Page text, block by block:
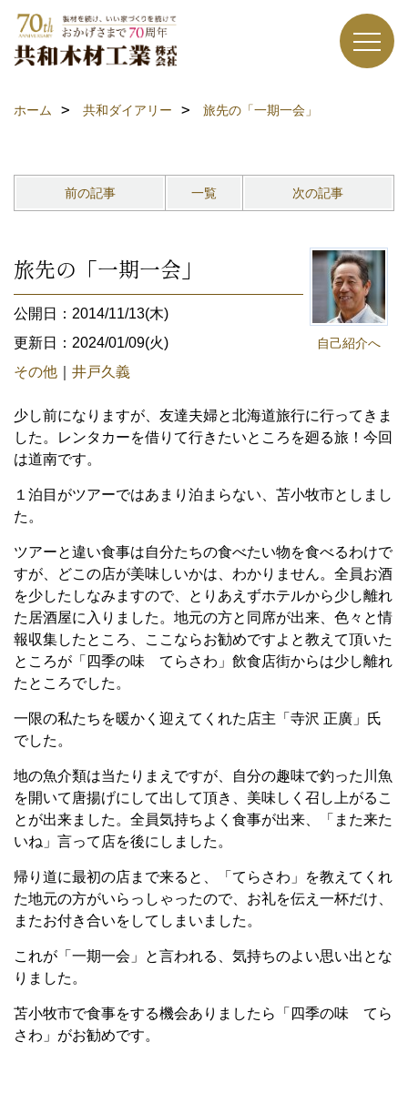
ホーム 共和ダイアリー 旅先の「一期一会」
前の記事 一覧 次の記事
自己紹介へ
旅先の「一期一会」
公開日：2014/11/13(木)
更新日：2024/01/09(火)
その他
井戸久義
少し前になりますが、友達夫婦と北海道旅行に行ってきま
した。レンタカーを借りて行きたいところを廻る旅！今回
は道南です。
１泊目がツアーではあまり泊まらない、苫小牧市としまし
た。
ツアーと違い食事は自分たちの食べたい物を食べるわけで
すが、どこの店が美味しいかは、わかりません。全員お酒
を少したしなみますので、とりあえずホテルから少し離れ
た居酒屋に入りました。地元の方と同席が出来、色々と情
報収集したところ、ここならお勧めですよと教えて頂いた
ところが「四季の味 てらさわ」飲食店街からは少し離れ
たところでした。
一限の私たちを暖かく迎えてくれた店主「寺沢 正廣」氏
でした。
地の魚介類は当たりまえですが、自分の趣味で釣った川魚
を開いて唐揚げにして出して頂き、美味しく召し上がるこ
とが出来ました。全員気持ちよく食事が出来、「また来た
いね」言って店を後にしました。
帰り道に最初の店まで来ると、「てらさわ」を教えてくれ
た地元の方がいらっしゃったので、お礼を伝え一杯だけ、
またお付き合いをしてしまいました。
これが「一期一会」と言われる、気持ちのよい思い出とな
りました。
苫小牧市で食事をする機会ありましたら「四季の味 てら
さわ」がお勧めです。